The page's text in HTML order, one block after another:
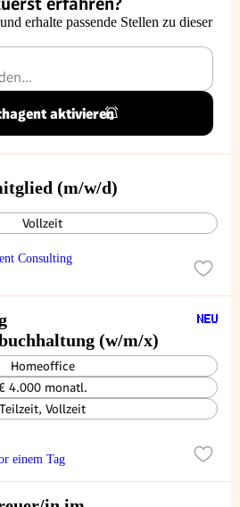
erhalte passende Stellen zu dieser
aktivieren
(m/w/d)
Vollzeit
Consulting
(w/m/x)
Homeoffice
4.000 monatl.
Teilzeit, Vollzeit
einem Tag